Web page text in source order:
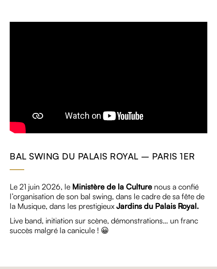
BAL SWING DU PALAIS ROYAL – PARIS 1ER
Le 21 juin 2026, le Ministère de la Culture nous a confié
l’organisation de son bal swing, dans le cadre de sa fête de
la Musique, dans les prestigieux Jardins du Palais Royal.
Live band, initiation sur scène, démonstrations… un franc
succès malgré la canicule ! 😀